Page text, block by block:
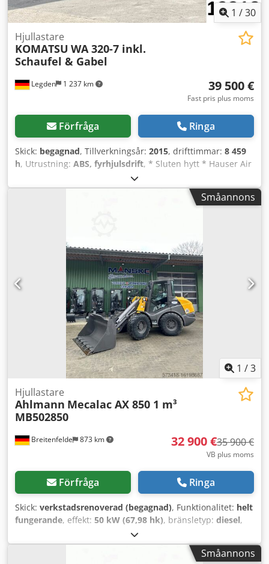
1 /30
Legden 1 237 km
Hjullastare
KOMATSU WA 320-7 inkl.
Schaufel & Gabel
39 500 €
Fast pris plus moms
Förfråga Ringa
Skick: begagnad, Tillverkningsår: 2015, drifttimmar: 8 459
h, Utrustning: ABS, fyrhjulsdrift, * Sluten hytt * Hauser Air
26 Alva filtersystem * CD-radio * TFT-informationsdisplay *
Klimatanläggning * Backkamerasystem med extern
monitor * Lastövervakningssystem * Inkluderar lastskopa
reservation för fel och mellanförsäljning.
Småannons
1 /3
Breitenfelde 873 km
Hjullastare
Ahlmann Mecalac AX 850 1 m³
MB502850
32 900 €35 900 €
VB plus moms
Förfråga Ringa
Skick: verkstadsrenoverad (begagnad), Funktionalitet: helt
fungerande, effekt: 50 kW (67,98 hk), bränsletyp: diesel,
, däcksstorlek:
m³, Tillverkningsår:2023, drifttimmar:800 h, Utrustning:
UVV säkerhetskontroll, bakre pickup, extra strålkastare,
Småannons